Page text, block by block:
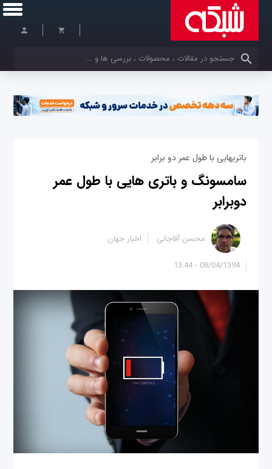
کلمات کلیدی خود را وارد کنید
باتری‎هایی با طول عمر دو برابر
سامسونگ و باتری هایی با طول عمر
دوبرابر
08/04/1394 - 13:44
محسن آقاجانی اخبار جهان